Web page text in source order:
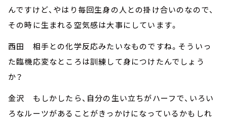
んですけど、やはり毎回生身の人との掛け合いのなので、
その時に生まれる空気感は大事にしています。
西田 相手との化学反応みたいなものですね。そういっ
た臨機応変なところは訓練して身につけたんでしょう
か？
金沢 もしかしたら、自分の生い立ちがハーフで、いろい
ろなルーツがあることがきっかけになっているかもしれ